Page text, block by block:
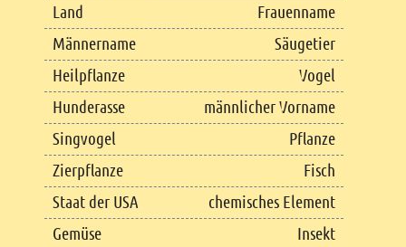
Land
Frauenname
Männername
Säugetier
Heilpflanze
Vogel
Hunderasse
männlicher Vorname
Singvogel
Pflanze
Zierpflanze
Fisch
Staat der USA
chemisches Element
Gemüse
Insekt